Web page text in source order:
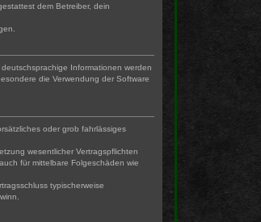
dem Betreiber, dein
Informationen werden
die Verwendung der Software
oder grob fahrlässiges
wesentlicher Vertragspflichten
für mittelbare Folgeschäden wie
typischerweise